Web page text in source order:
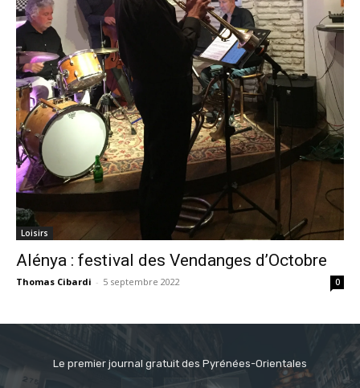
Loisirs
Alénya : festival des Vendanges d’Octobre
Thomas Cibardi - 5 septembre 2022 0
Le premier journal gratuit des Pyrénées-Orientales